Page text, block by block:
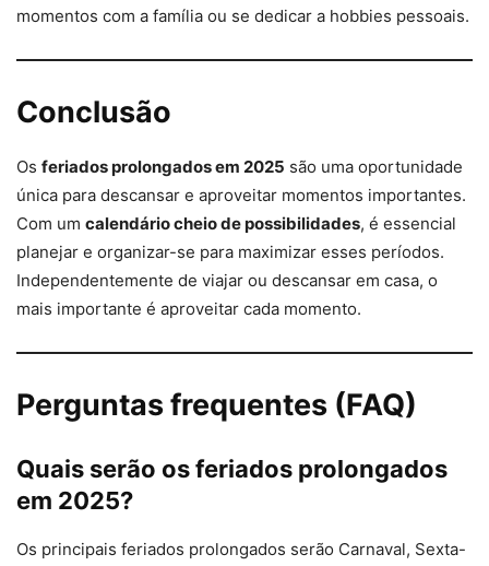
momentos com a família ou se dedicar a hobbies pessoais.
Conclusão
Os feriados prolongados em 2025 são uma oportunidade
única para descansar e aproveitar momentos importantes.
Com um calendário cheio de possibilidades, é essencial
planejar e organizar-se para maximizar esses períodos.
Independentemente de viajar ou descansar em casa, o
mais importante é aproveitar cada momento.
Perguntas frequentes (FAQ)
Quais serão os feriados prolongados
em 2025?
Os principais feriados prolongados serão Carnaval, Sexta-